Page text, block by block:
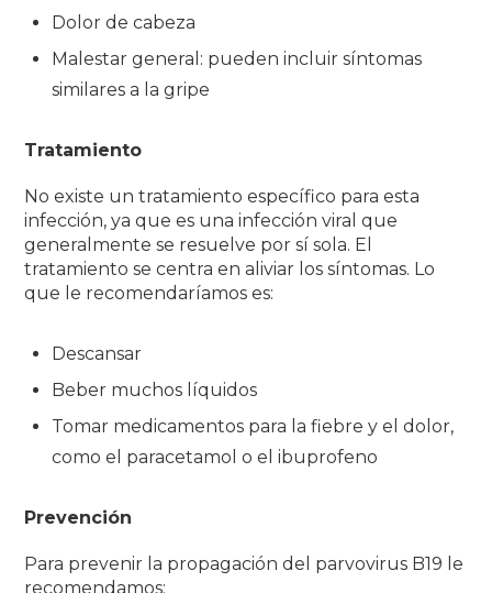
Dolor de cabeza
Malestar general: pueden incluir síntomas
similares a la gripe
Tratamiento
No existe un tratamiento específico para esta
infección, ya que es una infección viral que
generalmente se resuelve por sí sola. El
tratamiento se centra en aliviar los síntomas. Lo
que le recomendaríamos es:
Descansar
Beber muchos líquidos
Tomar medicamentos para la fiebre y el dolor,
como el paracetamol o el ibuprofeno
Prevención
Para prevenir la propagación del parvovirus B19 le
recomendamos: